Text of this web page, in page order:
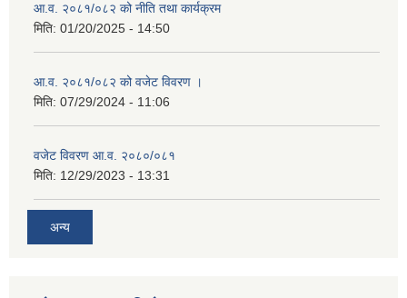
आ.व. २०८१/०८२ को नीति तथा कार्यक्रम
मिति: 01/20/2025 - 14:50
आ.व. २०८१/०८२ को वजेट विवरण ।
मिति: 07/29/2024 - 11:06
वजेट विवरण आ.व. २०८०/०८१
मिति: 12/29/2023 - 13:31
अन्य